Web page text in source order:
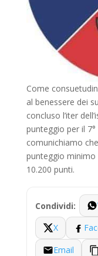
Come
al benessere dei
concluso l’iter
punteggio per il
comunichiamo
punteggio minimo
10.200 punti.
Condividi:
X
Email